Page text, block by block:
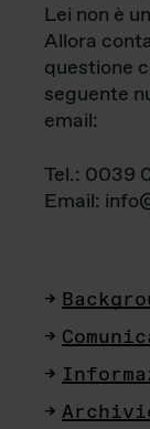
Lei non è
Allora
questione
seguente
email:
Tel.: 0039
Email: